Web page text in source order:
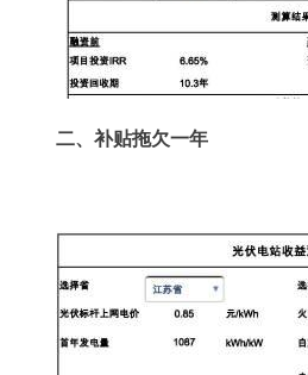
二、补贴拖欠一年